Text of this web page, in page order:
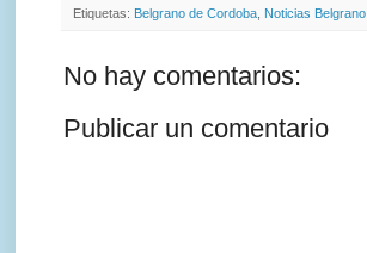
Etiquetas: Belgrano de Cordoba Noticias Belgrano
No hay comentarios:
Publicar un comentario